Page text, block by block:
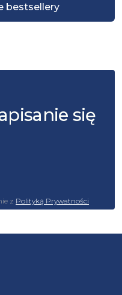
bestsellery
się
z Polityką Prywatności